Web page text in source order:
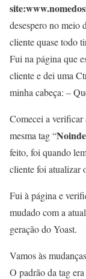
desespero no meio
cliente quase todo
Fui na página que
cliente e dei uma
minha cabeça: –
Comecei a verificar
mesma tag “
feito, foi quando
cliente foi atualizar
Fui à página e
mudado com a
geração do Yoast.
Vamos às
O padrão da tag